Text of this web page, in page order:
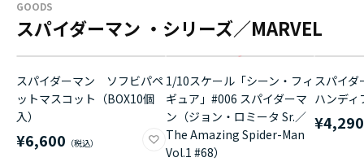
GOODS
スパイダーマン ・シリーズ／MARVEL
スパイダーマン ソフビパペ
ットマスコット（BOX10個
入）
¥6,600
1/10スケール「シーン・フィ
ギュア」#006 スパイダーマ
ン（ジョン・ロミータ Sr.／
The Amazing Spider-Man
Vol.1 #68）
スパイ
ハンディ
¥4,290